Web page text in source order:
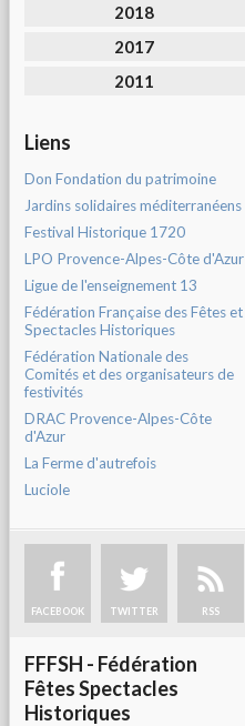
2018
2017
2011
Liens
Don Fondation du patrimoine
Jardins solidaires méditerranéens
Festival Historique 1720
LPO Provence-Alpes-Côte d'Azur
Ligue de l'enseignement 13
Fédération Française des Fêtes et
Spectacles Historiques
Fédération Nationale des
Comités et des organisateurs de
festivités
DRAC Provence-Alpes-Côte
d'Azur
La Ferme d'autrefois
Luciole
FACEBOOK TWITTER RSS
FFFSH - Fédération
Fêtes Spectacles
Historiques